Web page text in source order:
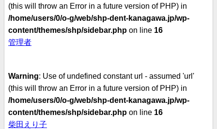
(this will throw an Error in a future version of PHP) in
/home/users/0/o-g/web/shp-dent-kanagawa.jp/wp-
content/themes/shp/sidebar.php on line 16
管理者
Warning: Use of undefined constant url - assumed 'url'
(this will throw an Error in a future version of PHP) in
/home/users/0/o-g/web/shp-dent-kanagawa.jp/wp-
content/themes/shp/sidebar.php on line 16
柴田えり子